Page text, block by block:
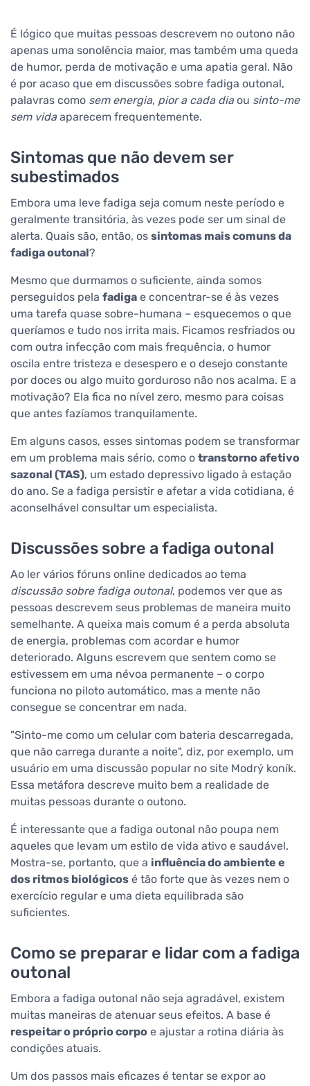
É lógico que muitas pessoas descrevem no outono não
apenas uma sonolência maior, mas também uma queda
de humor, perda de motivação e uma apatia geral. Não
é por acaso que em discussões sobre fadiga outonal,
palavras como sem energia, pior a cada diaou sinto-me
sem vidaaparecem frequentemente.
Sintomas que não devem ser
subestimados
Embora uma leve fadiga seja comum neste período e
geralmente transitória, às vezes pode ser um sinal de
alerta. Quais são, então, os sintomas mais comuns da
fadiga outonal?
Mesmo que durmamos o suficiente, ainda somos
perseguidos pela fadiga e concentrar-se é às vezes
uma tarefa quase sobre-humana – esquecemos o que
queríamos e tudo nos irrita mais. Ficamos resfriados ou
com outra infecção com mais frequência, o humor
oscila entre tristeza e desespero e o desejo constante
por doces ou algo muito gorduroso não nos acalma. E a
motivação? Ela fica no nível zero, mesmo para coisas
que antes fazíamos tranquilamente.
Em alguns casos, esses sintomas podem se transformar
em um problema mais sério, como o transtorno afetivo
sazonal (TAS), um estado depressivo ligado à estação
do ano. Se a fadiga persistir e afetar a vida cotidiana, é
aconselhável consultar um especialista.
Discussões sobre a fadiga outonal
Ao ler vários fóruns online dedicados ao tema
discussão sobre fadiga outonal, podemos ver que as
pessoas descrevem seus problemas de maneira muito
semelhante. A queixa mais comum é a perda absoluta
de energia, problemas com acordar e humor
deteriorado. Alguns escrevem que sentem como se
estivessem em uma névoa permanente – o corpo
funciona no piloto automático, mas a mente não
consegue se concentrar em nada.
"Sinto-me como um celular com bateria descarregada,
que não carrega durante a noite", diz, por exemplo, um
usuário em uma discussão popular no site Modrý koník.
Essa metáfora descreve muito bem a realidade de
muitas pessoas durante o outono.
É interessante que a fadiga outonal não poupa nem
aqueles que levam um estilo de vida ativo e saudável.
Mostra-se, portanto, que a influência do ambiente e
dos ritmos biológicos é tão forte que às vezes nem o
exercício regular e uma dieta equilibrada são
suficientes.
Como se preparar e lidar com a fadiga
outonal
Embora a fadiga outonal não seja agradável, existem
muitas maneiras de atenuar seus efeitos. A base é
respeitar o próprio corpo e ajustar a rotina diária às
condições atuais.
Um dos passos mais eficazes é tentar se expor ao